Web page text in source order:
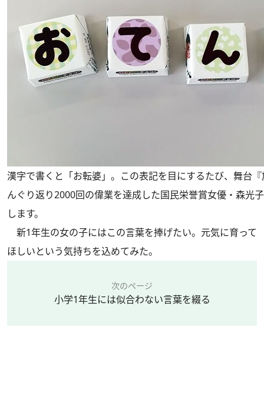
漢字で書くと「お転婆」。この表記を目にするたび、舞台
んぐり返り2000回の偉業を達成した国民栄誉賞女優・森光
します。
新1年生の女の子にはこの言葉を捧げたい。元気に育って
ほしいという気持ちを込めてみた。
次のページ
小学1年生には似合わない言葉を綴る